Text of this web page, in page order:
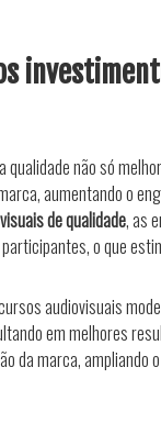
qualidade não só
aumentando o
de qualidade, as
o que
audiovisuais
em melhores
da marca, ampliando